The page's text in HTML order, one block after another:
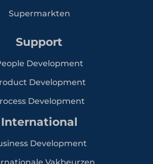
Supermarkten
Support
Development
Development
Development
International
Development
Vakbeurzen